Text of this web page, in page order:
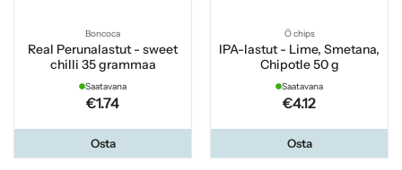
Boncoca
Real Perunalastut - sweet
chilli 35 grammaa
Saatavana
€1.74
Osta
Ö chips
IPA-lastut - Lime, Smetana,
Chipotle 50 g
Saatavana
€4.12
Osta